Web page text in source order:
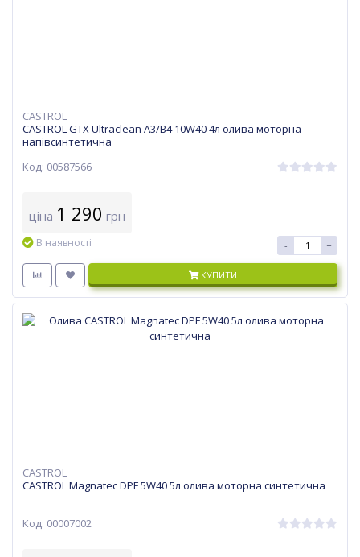
CASTROL
CASTROL GTX Ultraclean A3/B4 10W40 4л олива моторна
напівсинтетична
Код: 00587566
ціна 1 290 грн
В наявності - +
КУПИТИ
CASTROL
CASTROL Magnatec DPF 5W40 5л олива моторна синтетична
Код: 00007002